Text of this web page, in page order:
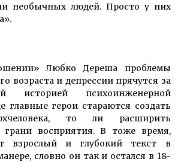
необычных людей. Просто у них
Любко Дереша проблемы
возраста и депрессии прячутся за
историей психоинженерной
главные герои стараются создать
то ли расширить
грани восприятия. В тоже время,
взрослый и глубокий текст в
словно он так и остался в 18-